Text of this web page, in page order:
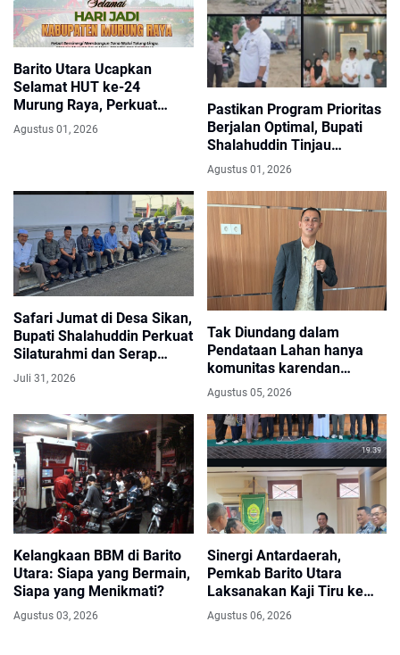
Barito Utara Ucapkan
Selamat HUT ke-24
Murung Raya, Perkuat
Semangat Sinergi
Agustus 01, 2026
Pastikan Program Prioritas
Berjalan Optimal, Bupati
Shalahuddin Tinjau
Jembatan Sikan–Tumpung
Laung dan Salurkan Modul
SIP PINTAR
Agustus 01, 2026
Safari Jumat di Desa Sikan,
Bupati Shalahuddin Perkuat
Silaturahmi dan Serap
Aspirasi Masyarakat
Juli 31, 2026
Tak Diundang dalam
Pendataan Lahan hanya
komunitas karendan
membangun, Prianto
meminta penehat hukum
Layangkan Somasi dan
Siapkan Laporan ke
Menteri
Agustus 05, 2026
Kelangkaan BBM di Barito
Utara: Siapa yang Bermain,
Siapa yang Menikmati?
Agustus 03, 2026
Sinergi Antardaerah,
Pemkab Barito Utara
Laksanakan Kaji Tiru ke
Kabupaten Bantul
Agustus 06, 2026